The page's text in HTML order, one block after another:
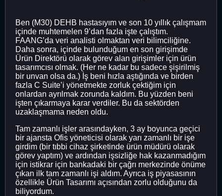
Ben (M30) DEHB hastasıyım ve son 10 yıllık çalışmam
içinde muhtemelen 9’dan fazla işte çalıştım.
FAANG’da veri analisti olmaktan veri bilimciliğine.
Daha sonra, içinde bulunduğum en son girişimde
Ürün Direktörü olarak görev alan girişimler için ürün
tasarımcısı olmak. (Her ne kadar bu sadece şişirilmiş
bir unvan olsa da.) İş beni hızla aştığında ve birden
fazla C Suite’i yönetmekte zorluk çektiğim için
onlardan ayrılmak zorunda kaldım. Bu yüzden beni
işten çıkarmaya karar verdiler. Bu da sektörden
uzaklaşmama neden oldu.
Tam zamanlı işler arasındayken, 3 ay boyunca geçici
bir ajansta Ofis yöneticisi olarak yarı zamanlı bir işe
girdim (bir tıbbi cihaz şirketinde ürün müdürü olarak
görev yaptım) ve ardından işsizliğe hak kazanmadığım
için istikrar için bankadaki bir çağrı merkezinde önüme
çıkan ilk tam zamanlı işi aldım. Ayrıca iş piyasasının
özellikle Ürün Tasarımı açısından zorlu olduğunu da
biliyordum.